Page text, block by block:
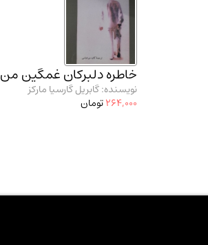
خاطره دلبرکان غمگین من
نویسنده: گابریل گارسیا مارکز
264,000تومان